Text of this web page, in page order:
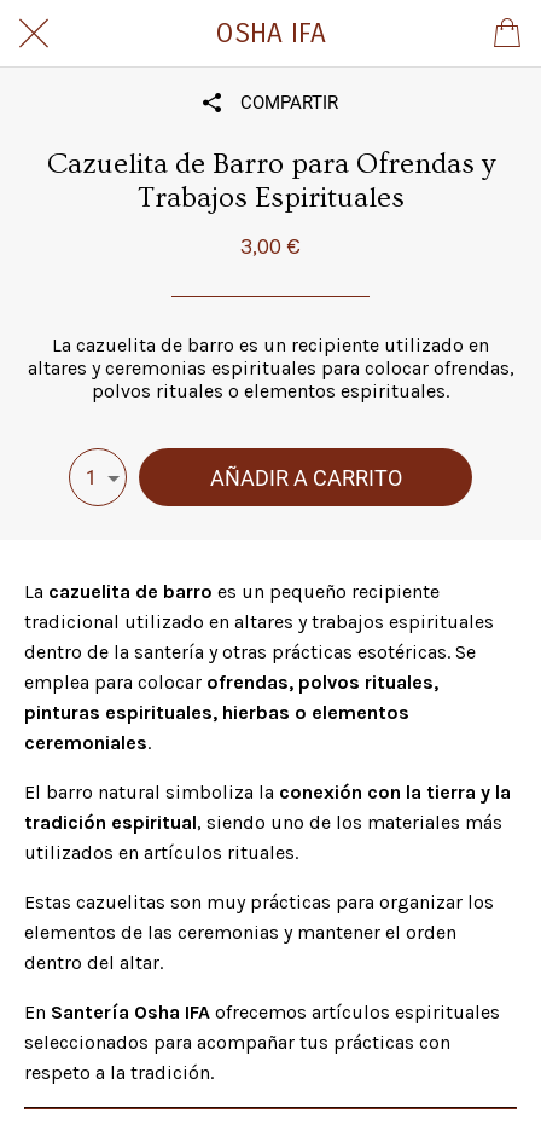
OSHA IFA
COMPARTIR
Cazuelita de Barro para Ofrendas y
Trabajos Espirituales
3,00 €
La cazuelita de barro es un recipiente utilizado en
altares y ceremonias espirituales para colocar ofrendas,
polvos rituales o elementos espirituales.
1 AÑADIR A CARRITO
La cazuelita de barro es un pequeño recipiente
tradicional utilizado en altares y trabajos espirituales
dentro de la santería y otras prácticas esotéricas. Se
emplea para colocar ofrendas, polvos rituales,
pinturas espirituales, hierbas o elementos
ceremoniales.
El barro natural simboliza la conexión con la tierra y la
tradición espiritual, siendo uno de los materiales más
utilizados en artículos rituales.
Estas cazuelitas son muy prácticas para organizar los
elementos de las ceremonias y mantener el orden
dentro del altar.
En Santería Osha IFA ofrecemos artículos espirituales
seleccionados para acompañar tus prácticas con
respeto a la tradición.